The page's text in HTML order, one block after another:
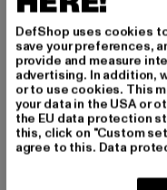
Kat.: Hoodies
Farbe: schwarz
Hersteller Farbe: black
Art.Nr: TB1752-00007
Hersteller: TB
Dr.-Robert-Murjahn-
DefShop uses cookies
save your preferences,
provide and measure
advertising. In addition,
or to use cookies. This
your data in the USA or
the EU data protection
this, click on "Custom
agree to this. Data